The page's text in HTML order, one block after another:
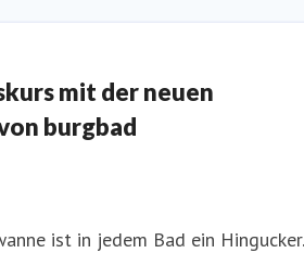
mit der neuen
burgbad
ist in jedem Bad ein Hingucker.